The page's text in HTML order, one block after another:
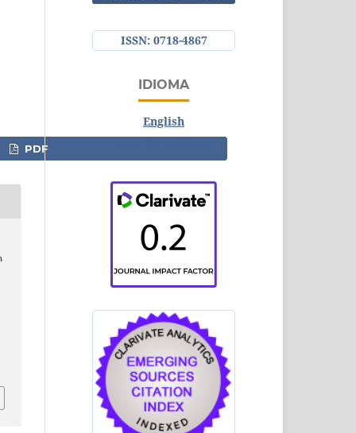
PDF
ISSN: 0718-4867
IDIOMA
English